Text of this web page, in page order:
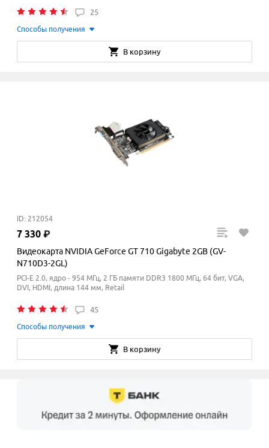
25
Способы получения
В корзину
ID: 212054
7 330 ₽
Видеокарта NVIDIA GeForce GT 710 Gigabyte 2GB (GV-
N710D3-2GL)
PCI-E 2.0, ядро - 954 МГц, 2 ГБ памяти DDR3 1800 МГц, 64 бит, VGA,
DVI, HDMI, длина 144 мм, Retail
45
Способы получения
В корзину